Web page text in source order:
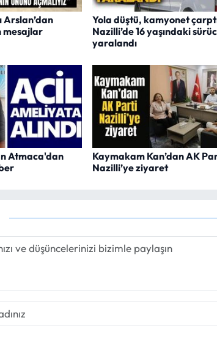
Arslan’dan
mesajlar
Yola düştü, kamyonet
Nazilli’de 16 yaşındaki
yaralandı
Atmaca'dan
Kaymakam Kan’dan AK
Nazilli’ye ziyaret